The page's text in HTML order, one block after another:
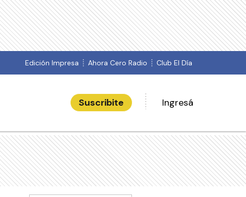
Edición Impresa Ahora Cero Radio Club El Día
Suscribite Ingresá